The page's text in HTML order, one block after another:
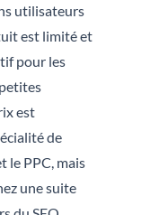
utilisateurs
est limité et
pour les
est
de
le PPC, mais
une suite